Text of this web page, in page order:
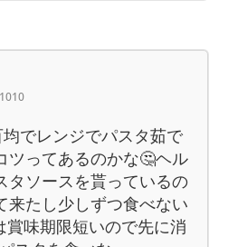
でレンジでパスタ茹で
ツってあるのかな🤔ヘル
タソースを貰っているの
来たし少しずつ食べない
味期限短いので先に消